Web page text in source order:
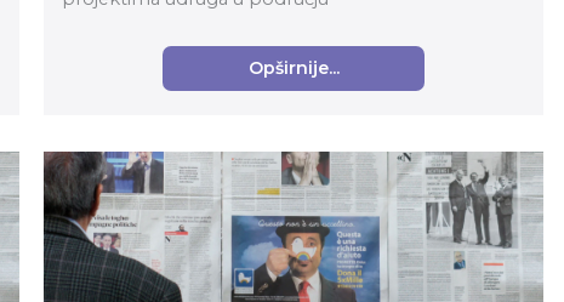
mladih u školskoj g...
Opširnije...